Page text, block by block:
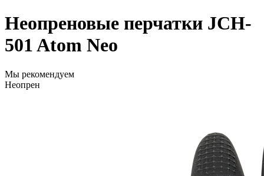
Неопреновые перчатки JCH-
501 Atom Neo
Мы рекомендуем
Неопрен